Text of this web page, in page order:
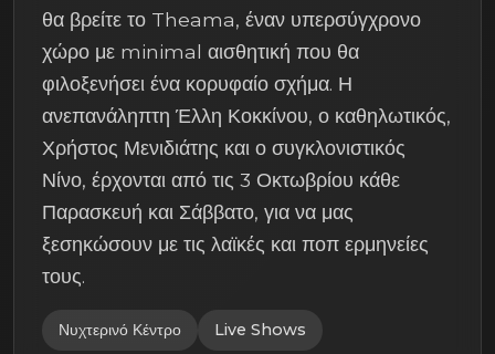
θα βρείτε το Theama, έναν υπερσύγχρονο
χώρο με minimal αισθητική που θα
φιλοξενήσει ένα κορυφαίο σχήμα. Η
ανεπανάληπτη Έλλη Κοκκίνου, ο καθηλωτικός,
Χρήστος Μενιδιάτης και ο συγκλονιστικός
Νίνο, έρχονται από τις 3 Οκτωβρίου κάθε
Παρασκευή και Σάββατο, για να μας
ξεσηκώσουν με τις λαϊκές και ποπ ερμηνείες
τους.
Νυχτερινό Κέντρο Live Shows